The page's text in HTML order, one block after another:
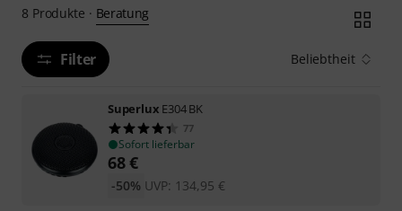
8 Produkte · Beratung
Filter Beliebtheit
Superlux E304 BK
77
Sofort lieferbar
68€
UVP: 134,95 €
-50%